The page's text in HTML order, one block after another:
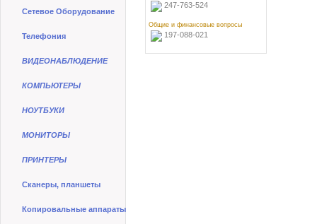
Сетевое Оборудование
Телефония
ВИДЕОНАБЛЮДЕНИЕ
КОМПЬЮТЕРЫ
НОУТБУКИ
МОНИТОРЫ
ПРИНТЕРЫ
Сканеры, планшеты
Копировальные аппараты
247-763-524
Общие и финансовые вопросы
197-088-021